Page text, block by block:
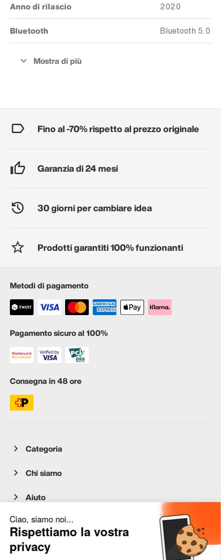
Anno di rilascio 2020
Bluetooth Bluetooth 5.0
Fino al -70% rispetto al prezzo originale
Garanzia di 24 mesi
30 giorni per cambiare idea
Prodotti garantiti 100% funzionanti
Metodi di pagamento
Pagamento sicuro al 100%
Consegna in 48 ore
Categoria
Chi siamo
Aiuto
Servizio clienti
occasion.migros.mobile@recommerce.com